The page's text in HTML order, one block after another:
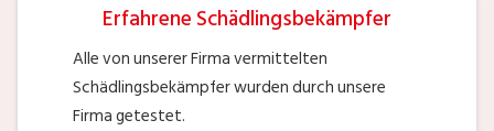
Erfahrene Schädlingsbekämpfer
Alle von unserer Firma vermittelten
Schädlingsbekämpfer wurden durch unsere
Firma getestet.